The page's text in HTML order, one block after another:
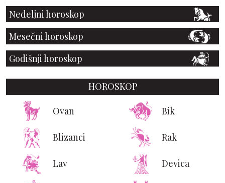
Nedeljni horoskop
Mesečni horoskop
Godišnji horoskop
HOROSKOP
Ovan Bik
Blizanci Rak
Lav Devica